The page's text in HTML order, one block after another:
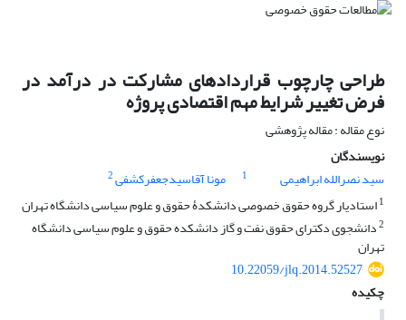
طراحی چارچوب قراردادهای مشارکت در درآمد در
فرض تغییر شرایط مهم اقتصادی پروژه
نوع مقاله : مقاله پژوهشی
نویسندگان
سید نصرالله ابراهیمی
1 مونا آقاسیدجعفرکشفی2
1استادیار گروه حقوق خصوصی دانشکدۀ حقوق و علوم سیاسی دانشگاه تهران
2دانشجوی دکترای حقوق نفت و گاز دانشکده حقوق و علوم سیاسی دانشگاه
تهران
10.22059/jlq.2014.52527
چکیده